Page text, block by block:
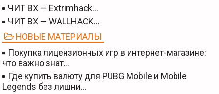
ЧИТ BX — Extrimhack…
ЧИТ BX — WALLHACK…
НОВЫЕ МАТЕРИАЛЫ
Покупка лицензионных игр в интернет-магазине:
что важно знат…
Где купить валюту для PUBG Mobile и Mobile
Legends без лишни…